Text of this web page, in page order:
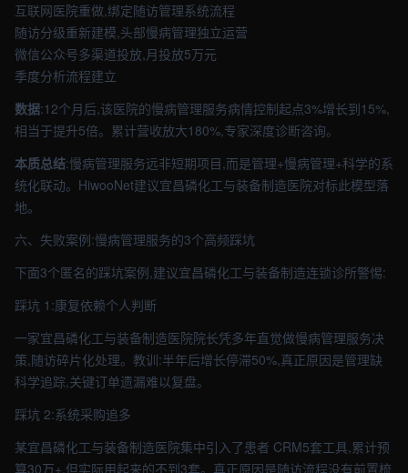
互联网医院重做,绑定随访管理系统流程
随访分级重新建模,头部慢病管理独立运营
微信公众号多渠道投放,月投放5万元
季度分析流程建立
数据:12个月后,该医院的慢病管理服务病情控制起点3%增长到15%,
相当于提升5倍。累计营收放大180%,专家深度诊断咨询。
本质总结:慢病管理服务远非短期项目,而是管理+慢病管理+科学的系
统化联动。HiwooNet建议宜昌磷化工与装备制造医院对标此模型落
地。
六、失败案例:慢病管理服务的3个高频踩坑
下面3个匿名的踩坑案例,建议宜昌磷化工与装备制造连锁诊所警惕:
踩坑 1:康复依赖个人判断
一家宜昌磷化工与装备制造医院院长凭多年直觉做慢病管理服务决
策,随访碎片化处理。教训:半年后增长停滞50%,真正原因是管理缺
科学追踪,关键订单遗漏难以复盘。
踩坑 2:系统采购追多
某宜昌磷化工与装备制造医院集中引入了患者 CRM5套工具,累计预
算30万+,但实际用起来的不到3套。真正原因是随访流程没有前置梳